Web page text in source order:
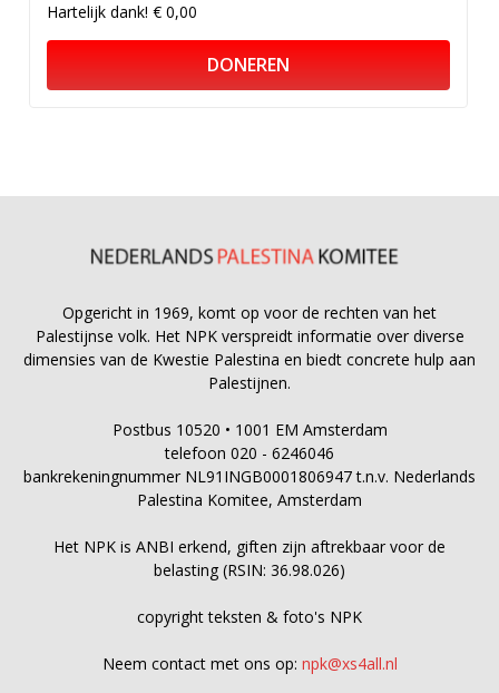
Hartelijk dank!€ 0,00
DONEREN
Opgericht in 1969, komt op voor de rechten van het
Palestijnse volk. Het NPK verspreidt informatie over diverse
dimensies van de Kwestie Palestina en biedt concrete hulp aan
Palestijnen.
Postbus 10520 • 1001 EM Amsterdam
telefoon 020 - 6246046
bankrekeningnummer NL91INGB0001806947 t.n.v. Nederlands
Palestina Komitee, Amsterdam
Het NPK is ANBI erkend, giften zijn aftrekbaar voor de
belasting (RSIN: 36.98.026)
copyright teksten & foto's NPK
Neem contact met ons op: npk@xs4all.nl